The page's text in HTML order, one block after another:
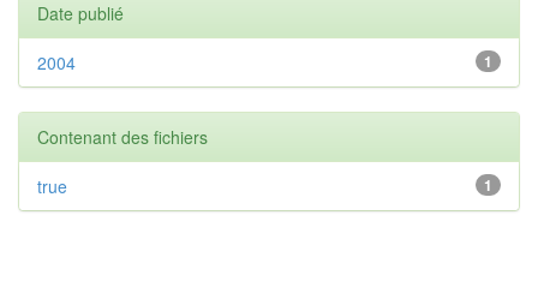
Date publié
1
2004
Contenant des fichiers
1
true